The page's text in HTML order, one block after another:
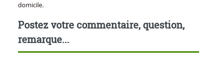
domicile.
Postez votre commentaire, question,
remarque...